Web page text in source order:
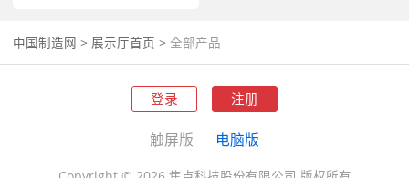
中国制造网 > 展示厅首页 > 全部产品
登录 注册
触屏版 电脑版